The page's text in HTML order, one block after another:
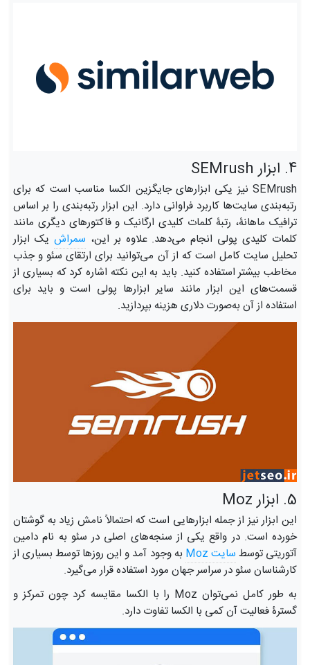
4. ابزار SEMrush
SEMrush نیز یکی ابزارهای جایگزین الکسا مناسب است که برای
رتبه‌بندی سایت‌ها کاربرد فراوانی دارد. این ابزار رتبه‌بندی را بر اساس
ترافیک ماهانۀ، رتبۀ کلمات کلیدی ارگانیک و فاکتورهای دیگری مانند
کلمات کلیدی پولی انجام می‌دهد. علاوه بر این، سمراش یک ابزار
تحلیل سایت کامل است که از آن می‌توانید برای ارتقای سئو و جذب
مخاطب بیشتر استفاده کنید. باید به این نکته اشاره کرد که بسیاری از
قسمت‌های این ابزار مانند سایر ابزارها پولی است و باید برای
استفاده از آن به‌صورت دلاری هزینه بپردازید.
5. ابزار Moz
این ابزار نیز از جمله ابزارهایی است که احتمالاً نامش زیاد به گوشتان
خورده است. در واقع یکی از سنجه‌های اصلی در سئو به نام دامین
آتوریتی توسط سایت Moz
به وجود آمد و این روزها توسط بسیاری از
کارشناسان سئو در سراسر جهان مورد استفاده قرار می‌گیرد.
به طور کامل نمی‌توان Moz را با الکسا مقایسه کرد چون تمرکز و
گسترۀ فعالیت آن کمی با الکسا تفاوت دارد.